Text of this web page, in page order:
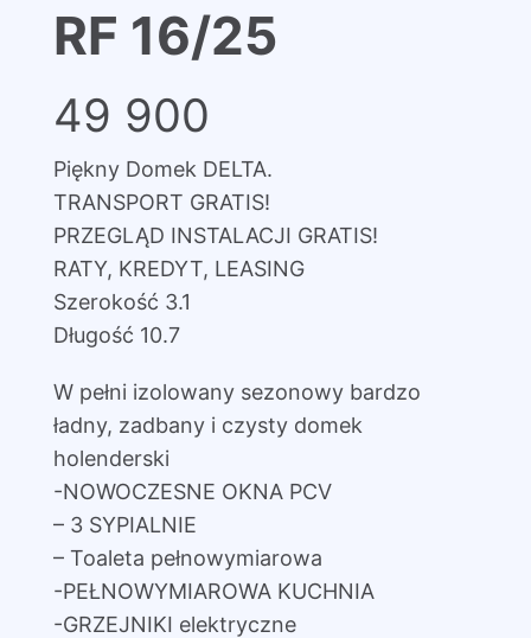
RF 16/25
49 900
Piękny Domek DELTA.
TRANSPORT GRATIS!
PRZEGLĄD INSTALACJI GRATIS!
RATY, KREDYT, LEASING
Szerokość 3.1
Długość 10.7
W pełni izolowany sezonowy bardzo
ładny, zadbany i czysty domek
holenderski
-NOWOCZESNE OKNA PCV
– 3 SYPIALNIE
– Toaleta pełnowymiarowa
-PEŁNOWYMIAROWA KUCHNIA
-GRZEJNIKI elektryczne